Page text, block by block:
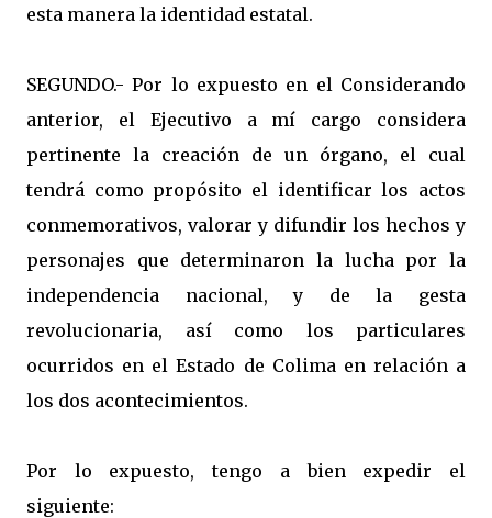
esta manera la identidad estatal.
SEGUNDO.- Por lo expuesto en el Considerando
anterior, el Ejecutivo a mí cargo considera
pertinente la creación de un órgano, el cual
tendrá como propósito el identificar los actos
conmemorativos, valorar y difundir los hechos y
personajes que determinaron la lucha por la
independencia nacional, y de la gesta
revolucionaria, así como los particulares
ocurridos en el Estado de Colima en relación a
los dos acontecimientos.
Por lo expuesto, tengo a bien expedir el
siguiente: